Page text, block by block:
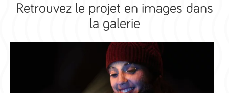
Retrouvez le projet en images dans
la galerie